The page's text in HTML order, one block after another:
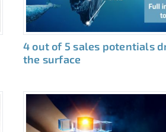
4 out of 5 sales potentials
the surface